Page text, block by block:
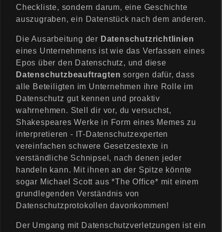
Checkliste, sondern darum, eine Geschichte
auszugraben, ein Datenstück nach dem anderen.
Die Ausarbeitung der Datenschutzrichtlinien
eines Unternehmens ist wie das Verfassen eines
Epos über den Datenschutz, und diese
Datenschutzbeauftragten sorgen dafür, dass
alle Beteiligten im Unternehmen ihre Rolle im
Datenschutz gut kennen und proaktiv
wahrnehmen. Stell dir vor, du versuchst,
Shakespeares Werke in Form eines Memes zu
interpretieren - IT-Datenschutzexperten
vereinfachen schwere Gesetzestexte in
verständliche Schnipsel, nach denen jeder
handeln kann. Mit ihnen an der Spitze könnte
sogar Michael Scott aus *The Office* mit einem
grundlegenden Verständnis von
Datenschutzprotokollen davonkommen!
Der Umgang mit Datenschutzverletzungen ist ein